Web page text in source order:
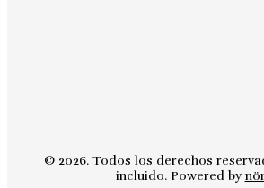
© 2026. Todos los derechos
incluido. Powered by